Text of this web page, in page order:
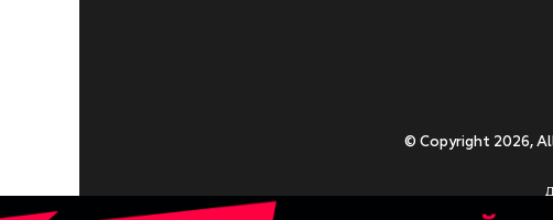
© Copyright 2026,
Приступаючи до